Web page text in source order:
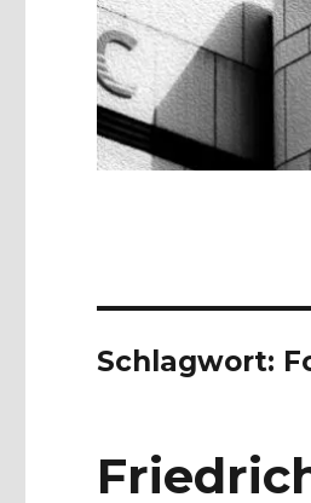
Schlagwort: